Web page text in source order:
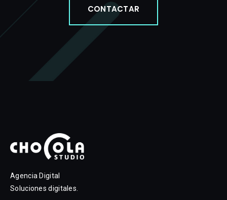
CONTACTAR
Agencia Digital
Soluciones digitales.